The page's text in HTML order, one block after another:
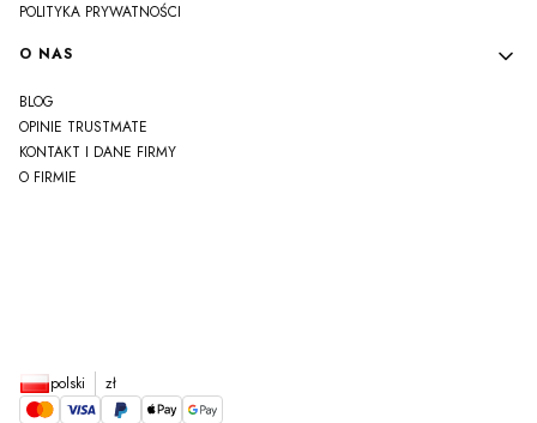
POLITYKA PRYWATNOŚCI
O NAS
BLOG
OPINIE TRUSTMATE
KONTAKT I DANE FIRMY
O FIRMIE
polski zł